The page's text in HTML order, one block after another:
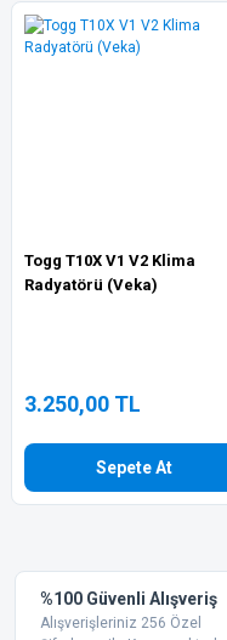
Togg T10X V1 V2 Klima
Radyatörü (Veka)
3.250,00 TL
Sepete At
%100 Güvenli Alışveriş
Alışverişleriniz 256 Özel